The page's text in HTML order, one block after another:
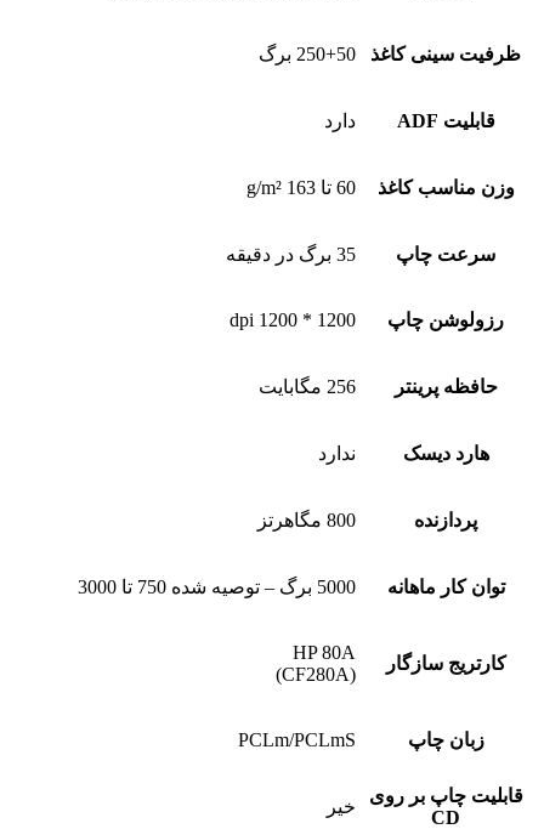
ظرفیت سینی کاغذ 250+50 برگ
قابلیت ADF دارد
وزن مناسب کاغذ 60 تا 163 g/m²
سرعت چاپ 35 برگ در دقیقه
رزولوشن چاپ 1200 * 1200 dpi
حافظه پرینتر 256 مگابایت
هارد دیسک ندارد
پردازنده 800 مگاهرتز
توان کار ماهانه 5000 برگ – توصیه شده 750 تا 3000
کارتریج سازگار
HP 80A
(CF280A)
زبان چاپ PCLm/PCLmS
قابلیت چاپ بر روی
CD
خیر